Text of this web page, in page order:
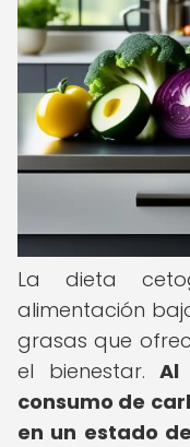
La dieta
alimentación
grasas que
el bienestar.Al
consumo de
en un estado